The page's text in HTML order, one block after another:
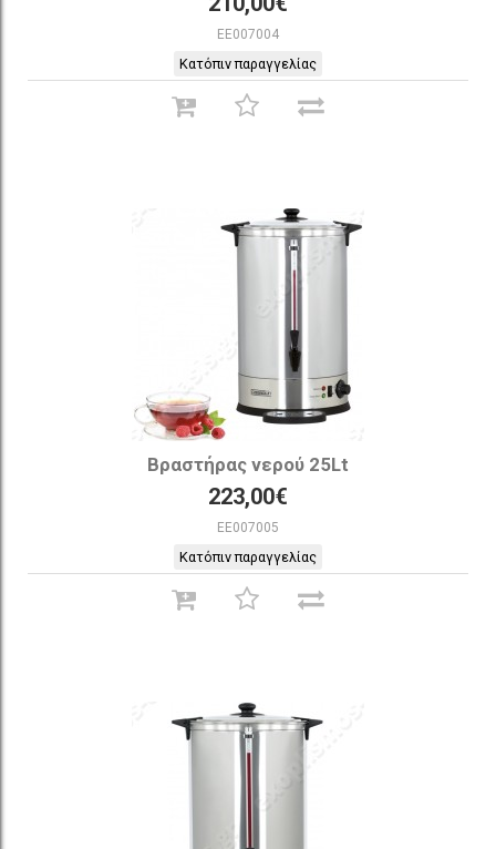
EE007004
Κατόπιν παραγγελίας
Βραστήρας νερού 25Lt
223,00€
EE007005
Κατόπιν παραγγελίας